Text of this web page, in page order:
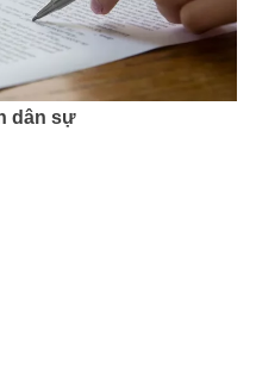
dân sự